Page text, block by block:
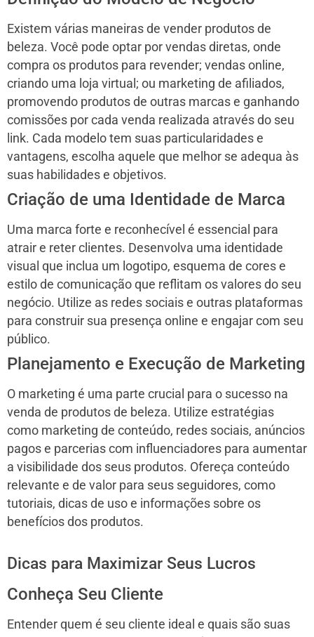
Existem várias maneiras de vender produtos de
beleza. Você pode optar por vendas diretas, onde
compra os produtos para revender; vendas online,
criando uma loja virtual; ou marketing de afiliados,
promovendo produtos de outras marcas e ganhando
comissões por cada venda realizada através do seu
link. Cada modelo tem suas particularidades e
vantagens, escolha aquele que melhor se adequa às
suas habilidades e objetivos.
Criação de uma Identidade de Marca
Uma marca forte e reconhecível é essencial para
atrair e reter clientes. Desenvolva uma identidade
visual que inclua um logotipo, esquema de cores e
estilo de comunicação que reflitam os valores do seu
negócio. Utilize as redes sociais e outras plataformas
para construir sua presença online e engajar com seu
público.
Planejamento e Execução de Marketing
O marketing é uma parte crucial para o sucesso na
venda de produtos de beleza. Utilize estratégias
como marketing de conteúdo, redes sociais, anúncios
pagos e parcerias com influenciadores para aumentar
a visibilidade dos seus produtos. Ofereça conteúdo
relevante e de valor para seus seguidores, como
tutoriais, dicas de uso e informações sobre os
benefícios dos produtos.
Dicas para Maximizar Seus Lucros
Conheça Seu Cliente
Entender quem é seu cliente ideal e quais são suas